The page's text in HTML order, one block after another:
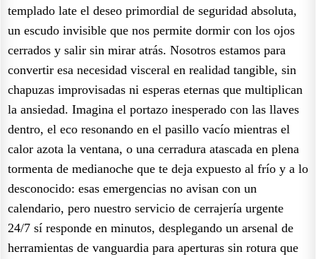
templado late el deseo primordial de seguridad absoluta,
un escudo invisible que nos permite dormir con los ojos
cerrados y salir sin mirar atrás. Nosotros estamos para
convertir esa necesidad visceral en realidad tangible, sin
chapuzas improvisadas ni esperas eternas que multiplican
la ansiedad. Imagina el portazo inesperado con las llaves
dentro, el eco resonando en el pasillo vacío mientras el
calor azota la ventana, o una cerradura atascada en plena
tormenta de medianoche que te deja expuesto al frío y a lo
desconocido: esas emergencias no avisan con un
calendario, pero nuestro servicio de cerrajería urgente
24/7 sí responde en minutos, desplegando un arsenal de
herramientas de vanguardia para aperturas sin rotura que